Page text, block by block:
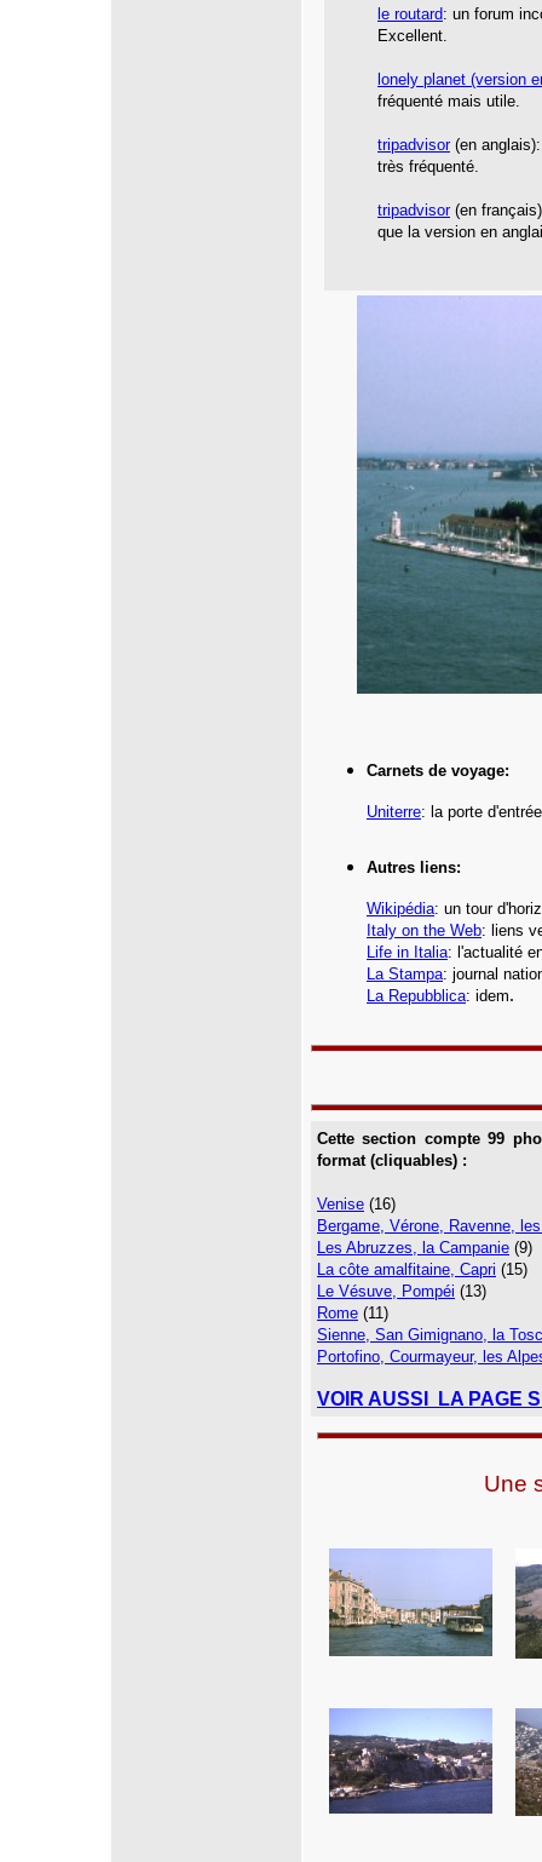
le routard: un forum
Excellent.
lonely planet (version
fréquenté mais utile.
tripadvisor(en
très fréquenté.
tripadvisor(en
que la version en
Carnets de voyage:
Uniterre: la porte
Autres liens:
Wikipédia: un tour
Italy on the Web: liens
Life in Italia: l'actualité
La Stampa: journal
La Repubblica: idem.
Cette section compte 99
format (cliquables) :
Venise (16)
Bergame, Vérone, Ravenne,
Les Abruzzes, la Campanie (9)
La côte amalfitaine, Capri (15)
Le Vésuve, Pompéi (13)
Rome (11)
Sienne, San Gimignano, la
Portofino, Courmayeur, les
VOIR AUSSI LA PAGE
Une